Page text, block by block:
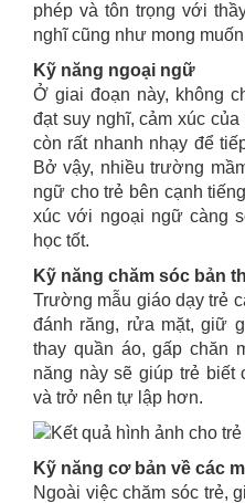
phép và tôn trọng với
nghĩ cũng như mong
Kỹ năng ngoại ngữ
Ở giai đoạn này, không
đạt suy nghĩ, cảm xúc
còn rất nhanh nhạy để
Bở vậy, nhiều trường
ngữ cho trẻ bên cạnh
xúc với ngoại ngữ càng
học tốt.
Kỹ năng chăm sóc bản
Trường mẫu giáo dạy trẻ
đánh răng, rửa mặt, giữ
thay quần áo, gấp chăn
năng này sẽ giúp trẻ biết
và trở nên tự lập hơn.
Kỹ năng cơ bản về các
Ngoài việc chăm sóc trẻ,